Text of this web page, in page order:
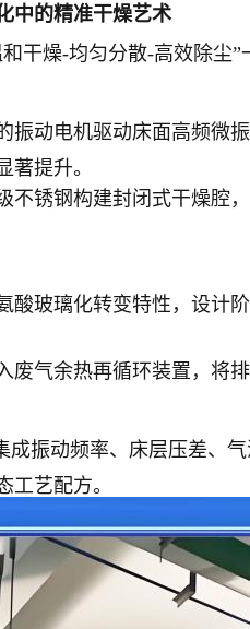
中的精准干燥艺术
干燥-均匀分散-高效除尘”
振动电机驱动床面高频微
著提升。
不锈钢构建封闭式干燥腔
酸玻璃化转变特性，设计
废气余热再循环装置，将
成振动频率、床层压差、
工艺配方。